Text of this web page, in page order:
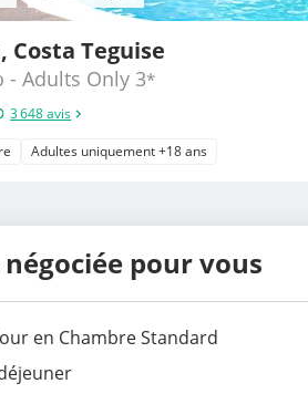
Costa Teguise
- Adults Only 3*
3 648avis
Adultes uniquement +18 ans
négociée pour vous
en Chambre Standard